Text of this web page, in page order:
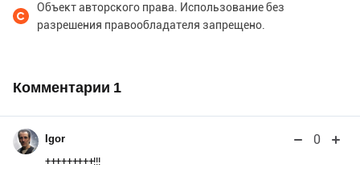
Объект авторского права. Использование без
разрешения правообладателя запрещено.
Комментарии 1
Igor 0
+++++++++!!!